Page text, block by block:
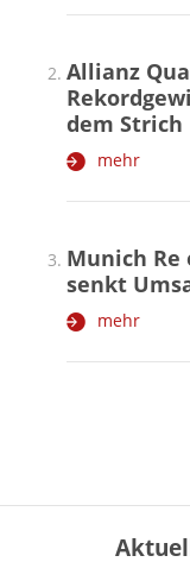
Allianz
dem Strich
mehr
Munich
senkt
mehr
„Jung